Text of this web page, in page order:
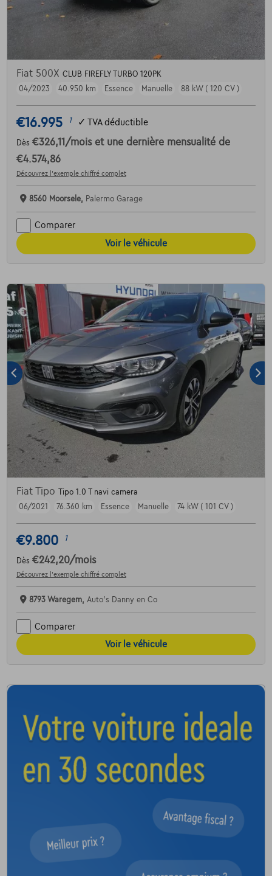
Fiat 500X CLUB FIREFLY TURBO 120PK
04/2023
40.950 km Essence Manuelle 88 kW ( 120 CV )
€16.995 1 ✓ TVA déductible
Dès €326,11 /mois et une dernière mensualité de
€4.574,86
Découvrez l’exemple chiffré complet
8560 Moorsele, Palermo Garage
Comparer
Voir le véhicule
Fiat Tipo
Tipo 1.0 T navi camera
06/2021
76.360 km Essence Manuelle 74 kW ( 101 CV )
€9.800 1
Dès €242,20/mois
Découvrez l’exemple chiffré complet
8793 Waregem, Auto's Danny en Co
Comparer
Voir le véhicule